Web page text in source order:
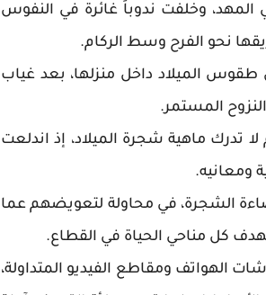
المهد، وخلفت ندوباً غائرة في النفوس
نحو الفرح وسط الركام.
الميلاد داخل منزلها، بعد غياب
المستمر.
تدرك ماهية شجرة الميلاد، إذ اندلعت
ومعانيه.
الشجرة، في محاولة لتعويضهم عما
كل مناحي الحياة في القطاع.
الهواتف ومقاطع الفيديو المتداولة،